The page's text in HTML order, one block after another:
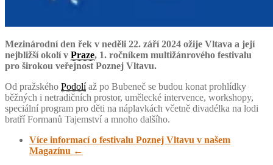
Mezinárodní den řek v neděli 22. září 2024 ožije Vltava a její
nejbližší okolí v Praze, 1. ročníkem multižánrového festivalu
pro širokou veřejnost Poznej Vltavu.
Od pražského Podolíaž po Bubeneč se budou konat prohlídky
běžných i netradičních prostor, umělecké intervence, workshopy,
speciální program pro děti na náplavkách včetně divadélka na lodi
bratří Formanů Tajemství a mnoho dalšího.
Více informací o festivalu Poznej Vltavu v našem
Magazínu ←